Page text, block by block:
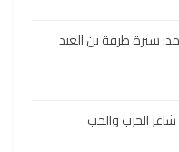
سيرة طرفة بن العبد
الحرب والحب